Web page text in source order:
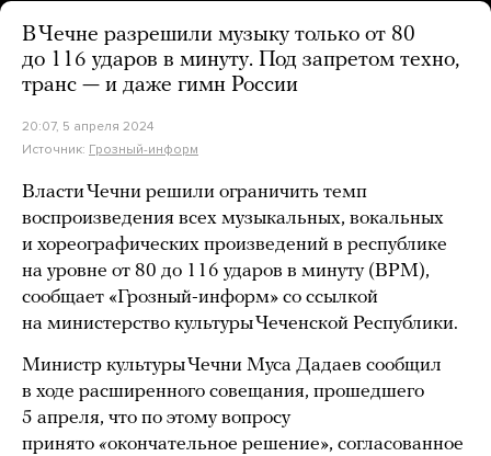
В Чечне разрешили музыку только от 80
до 116 ударов в минуту. Под запретом техно,
транс — и даже гимн России
20:07, 5 апреля 2024
Источник: Грозный-информ
Власти Чечни решили ограничить темп
воспроизведения всех музыкальных, вокальных
и хореографических произведений в республике
на уровне от 80 до 116 ударов в минуту (BPM),
сообщает «Грозный-информ» со ссылкой
на министерство культуры Чеченской Республики.
Министр культуры Чечни Муса Дадаев сообщил
в ходе расширенного совещания, прошедшего
5 апреля, что по этому вопросу
принято «окончательное решение», согласованное